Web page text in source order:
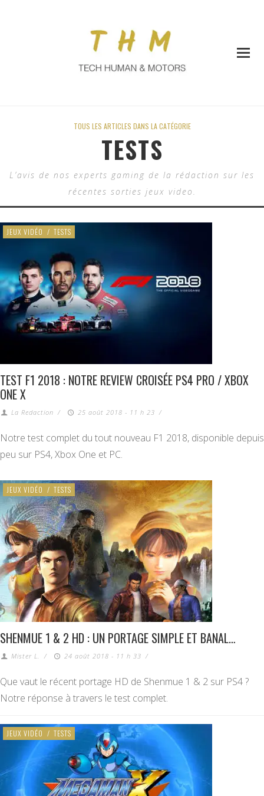
TOUS LES ARTICLES DANS LA CATÉGORIE
TESTS
L’avis de nos experts gaming de la rédaction sur les
récentes sorties jeux video.
JEUX VIDÉO / TESTS
TEST F1 2018 : NOTRE REVIEW CROISÉE PS4 PRO / XBOX
ONE X
La Redaction / 25 août 2018 - 11 h 23 /
Notre test complet du tout nouveau F1 2018, disponible depuis
peu sur PS4, Xbox One et PC.
JEUX VIDÉO / TESTS
SHENMUE 1 & 2 HD : UN PORTAGE SIMPLE ET BANAL…
Mister L. / 24 août 2018 - 11 h 33 /
Que vaut le récent portage HD de Shenmue 1 & 2 sur PS4 ?
Notre réponse à travers le test complet.
JEUX VIDÉO / TESTS